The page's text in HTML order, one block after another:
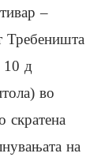
–
Требеништа
10 д
во
скратена
на